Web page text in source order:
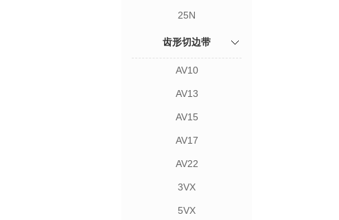
25N
齿形切边带
AV10
AV13
AV15
AV17
AV22
3VX
5VX